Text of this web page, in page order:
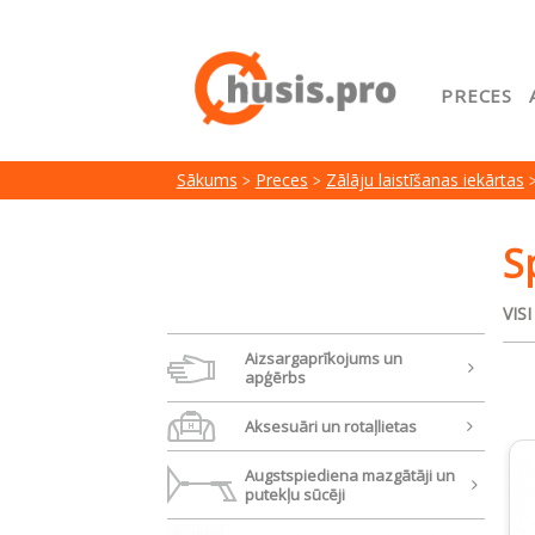
PRECES
Google
Preču
Serviss
Sākums Preces Zālāju laistīšanas iekārtas
Aizsargaprīkojums un
apģērbs
Aksesuāri un rotaļlietas
Augstspiediena mazgātāji un
putekļu sūcēji